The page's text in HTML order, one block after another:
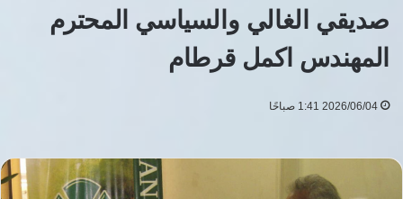
صديقي الغالي والسياسي المحترم
المهندس اكمل قرطام
2026/06/04 1:41 صباحًا